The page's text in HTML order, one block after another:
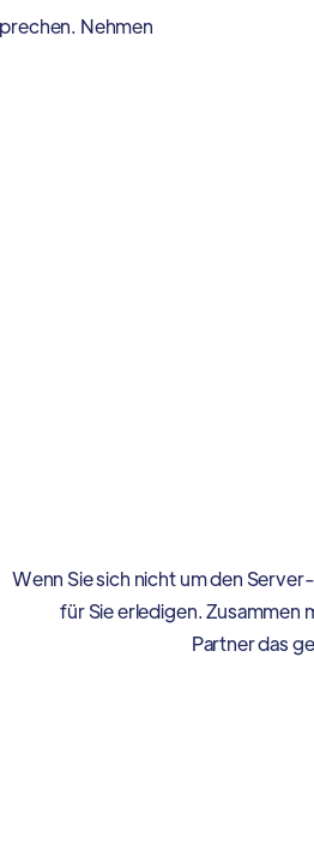
Nehmen
Wenn Sie sich nicht um den
für Sie erledigen. Zusammen
Partner das